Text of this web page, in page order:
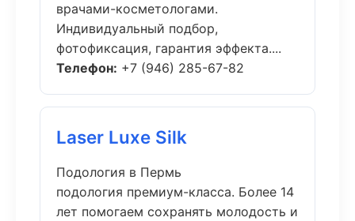
врачами-косметологами.
Индивидуальный подбор,
фотофиксация, гарантия эффекта....
Телефон: +7 (946) 285-67-82
Laser Luxe Silk
Подология в Пермь
подология премиум-класса. Более 14
лет помогаем сохранять молодость и